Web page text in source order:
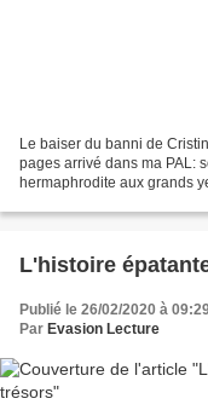
Le baiser du banni de
pages arrivé dans ma PAL:
hermaphrodite aux grands
L'histoire
Publié le 26/02/2020 à
Par Evasion Lecture